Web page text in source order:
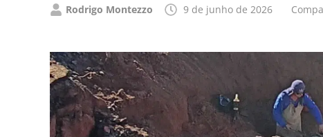
Publicado
Rodrigo Montezzo 9 de junho de 2026